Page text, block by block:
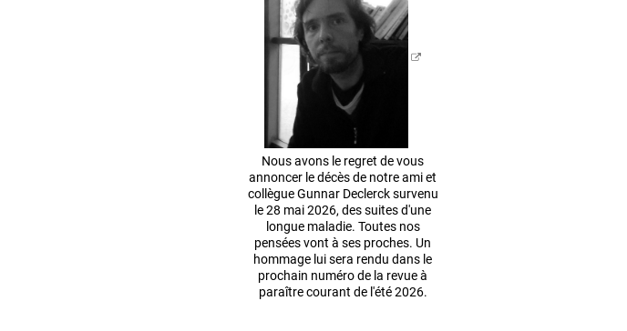
Nous avons le regret de vous
annoncer le décès de notre ami et
collègue Gunnar Declerck survenu
le 28 mai 2026, des suites d'une
longue maladie. Toutes nos
pensées vont à ses proches. Un
hommage lui sera rendu dans le
prochain numéro de la revue à
paraître courant de l'été 2026.